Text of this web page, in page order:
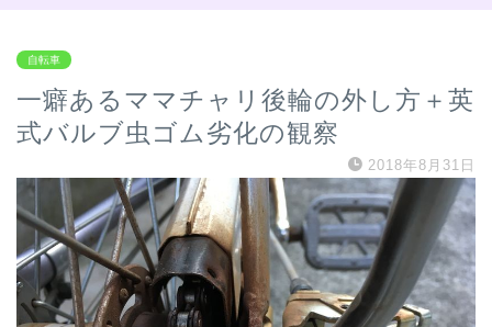
自転車
一癖あるママチャリ後輪の外し方＋英
式バルブ虫ゴム劣化の観察
2018年8月31日